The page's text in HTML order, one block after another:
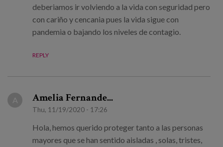
deberiamos ir volviendo a la vida con seguridad pero
con cariño y cencania pues la vida sigue con
pandemia o bajando los niveles de contagio.
REPLY
A Amelia Fernande...
Thu, 11/19/2020 - 17:26
Hola, hemos querido proteger tanto a las personas
mayores que se han sentido aisladas , solas, tristes,